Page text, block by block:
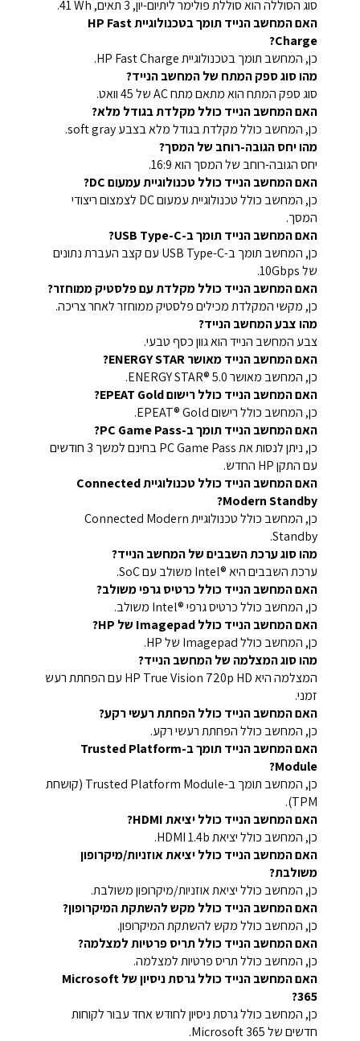
סוג הסוללה הוא סוללת פולימר ליתיום-יון, 3 תאים, ‎41 Wh.
האם המחשב הנייד תומך בטכנולוגיית HP Fast
Charge?
כן, המחשב תומך בטכנולוגיית HP Fast Charge.
מהו סוג ספק המתח של המחשב הנייד?
סוג ספק המתח הוא מתאם מתח AC של 45 וואט.
האם המחשב הנייד כולל מקלדת בגודל מלא?
כן, המחשב כולל מקלדת בגודל מלא בצבע soft gray.
מהו יחס הגובה-רוחב של המסך?
יחס הגובה-רוחב של המסך הוא 16:9.
האם המחשב הנייד כולל טכנולוגיית עמעום DC?
כן, המחשב כולל טכנולוגיית עמעום DC לצמצום ריצודי
המסך.
האם המחשב הנייד תומך ב-USB Type-C?
כן, המחשב תומך ב-USB Type-C עם קצב העברת נתונים
של 10Gbps.
האם המחשב הנייד כולל מקלדת עם פלסטיק ממוחזר?
כן, מקשי המקלדת מכילים פלסטיק ממוחזר לאחר צריכה.
מהו צבע המחשב הנייד?
צבע המחשב הנייד הוא גוון כסף טבעי.
האם המחשב הנייד מאושר ENERGY STAR?
כן, המחשב מאושר ENERGY STAR®‎ 5.0‎‏.
האם המחשב הנייד כולל רישום EPEAT Gold?
כן, המחשב כולל רישום EPEAT® Gold.
האם המחשב הנייד תומך ב-PC Game Pass?
כן, ניתן לנסות את PC Game Pass בחינם למשך 3 חודשים
עם התקן HP החדש.
האם המחשב הנייד כולל טכנולוגיית Connected
Modern Standby?
כן, המחשב כולל טכנולוגיית Connected Modern
Standby.
מהו סוג ערכת השבבים של המחשב הנייד?
ערכת השבבים היא Intel®‎ משולב עם SoC.
האם המחשב הנייד כולל כרטיס גרפי משולב?
כן, המחשב כולל כרטיס גרפי Intel®‎ משולב.
האם המחשב הנייד כולל Imagepad של HP?
כן, המחשב כולל Imagepad של HP.
מהו סוג המצלמה של המחשב הנייד?
המצלמה היא HP True Vision 720p HD עם הפחתת רעש
זמני.
האם המחשב הנייד כולל הפחתת רעשי רקע?
כן, המחשב כולל הפחתת רעשי רקע.
האם המחשב הנייד תומך ב-Trusted Platform
Module?
כן, המחשב תומך ב-Trusted Platform Module (קושחת
TPM)‎.
האם המחשב הנייד כולל יציאת HDMI?
כן, המחשב כולל יציאת HDMI 1.4b.
האם המחשב הנייד כולל יציאת אוזניות/מיקרופון
משולבת?
כן, המחשב כולל יציאת אוזניות/מיקרופון משולבת.
האם המחשב הנייד כולל מקש להשתקת המיקרופון?
כן, המחשב כולל מקש להשתקת המיקרופון.
האם המחשב הנייד כולל תריס פרטיות למצלמה?
כן, המחשב כולל תריס פרטיות למצלמה.
האם המחשב הנייד כולל גרסת ניסיון של Microsoft
365?
כן, המחשב כולל גרסת ניסיון לחודש אחד עבור לקוחות
חדשים של Microsoft 365.